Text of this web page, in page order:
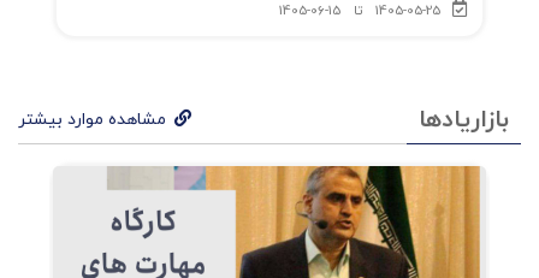
1405-05-25
تا 1405-06-15
بازاریادها مشاهده موارد بیشتر